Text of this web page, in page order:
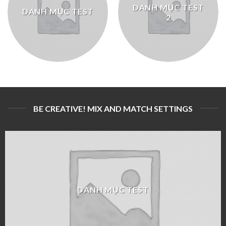
DANH MỤC TEST
DANH MỤC TEST
2
BE CREATIVE! MIX AND MATCH SETTINGS
DANH MỤC TEST